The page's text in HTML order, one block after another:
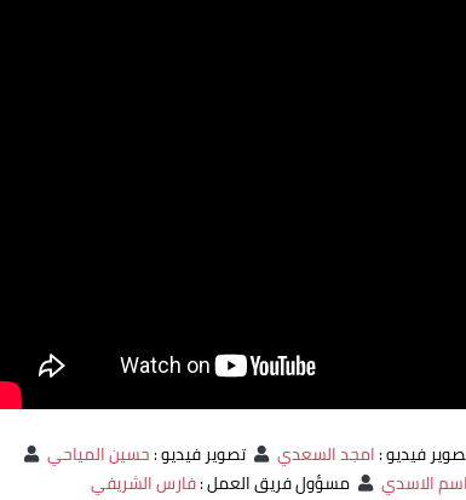
فيديو:امجد السعدي تصوير فيديو:حسين المياحي
الاسدي مسؤول فريق العمل:فارس الشريفي